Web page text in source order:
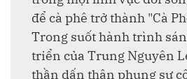
để cà phê trở thành "Cà
Trong suốt hành trình
triển của Trung Nguyên
thần dấn thân phụng sự